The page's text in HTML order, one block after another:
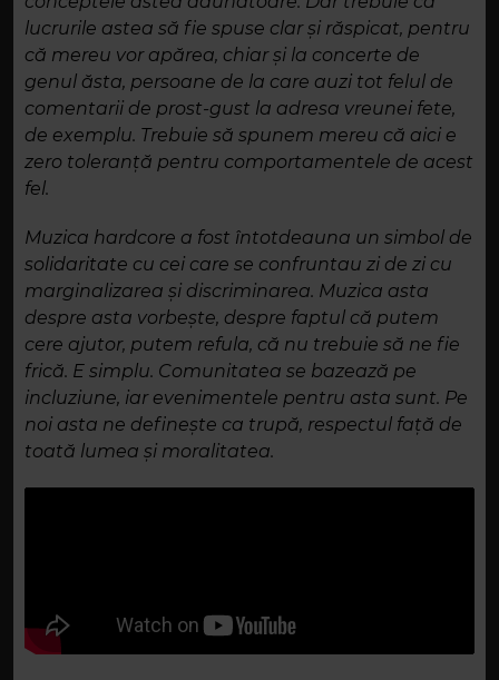
lucrurile astea să fie spuse clar și răspicat, pentru
că mereu vor apărea, chiar și la concerte de
genul ăsta, persoane de la care auzi tot felul de
comentarii de prost-gust la adresa vreunei fete,
de exemplu. Trebuie să spunem mereu că aici e
zero toleranță pentru comportamentele de acest
fel.
Muzica hardcore a fost întotdeauna un simbol de
solidaritate cu cei care se confruntau zi de zi cu
marginalizarea și discriminarea. Muzica asta
despre asta vorbește, despre faptul că putem
cere ajutor, putem refula, că nu trebuie să ne fie
frică. E simplu. Comunitatea se bazează pe
incluziune, iar evenimentele pentru asta sunt. Pe
noi asta ne definește ca trupă, respectul față de
toată lumea și moralitatea.